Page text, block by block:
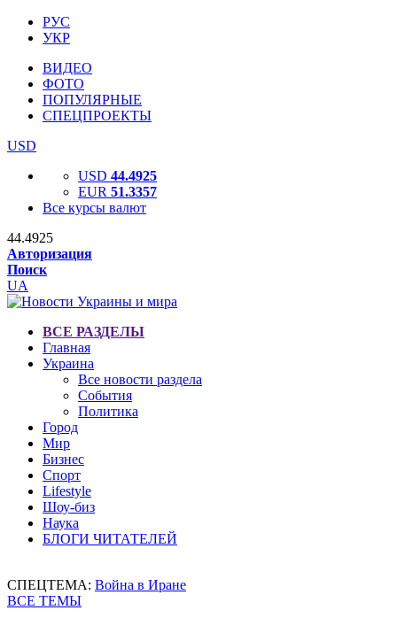
РУС
УКР
ВИДЕО
ФОТО
ПОПУЛЯРНЫЕ
СПЕЦПРОЕКТЫ
USD
USD 44.4925
EUR 51.3357
Все курсы валют
44.4925
Авторизация
Поиск
UA
ВСЕ РАЗДЕЛЫ
Главная
Украина
Все новости раздела
События
Политика
Город
Мир
Бизнес
Спорт
Lifestyle
Шоу-биз
Наука
БЛОГИ ЧИТАТЕЛЕЙ
СПЕЦТЕМА: Война в Иране
ВСЕ ТЕМЫ